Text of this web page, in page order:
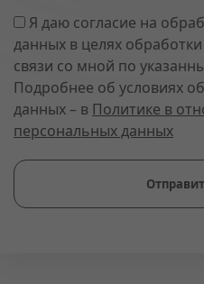
Я даю согласие на
данных в целях
связи со мной по
Подробнее об условиях
данных – в Политике в
персональных данных